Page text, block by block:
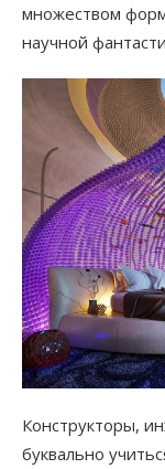
множеством
научной
Конструкторы,
буквально